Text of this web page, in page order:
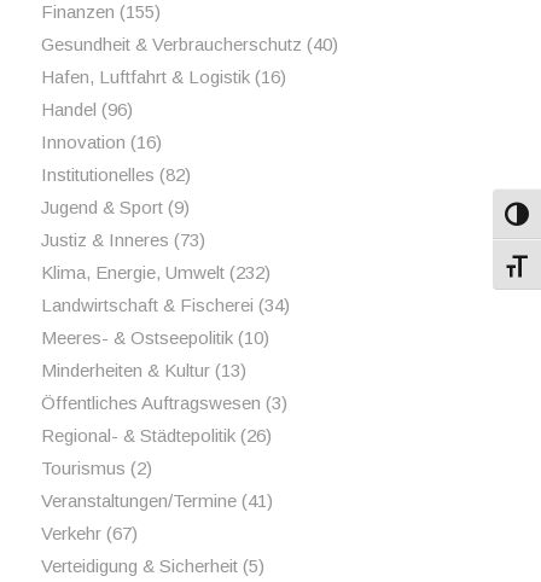
Finanzen (155)
Gesundheit & Verbraucherschutz (40)
Hafen, Luftfahrt & Logistik(16)
Handel (96)
Innovation (16)
Institutionelles (82)
Jugend & Sport(9)
Justiz & Inneres (73)
Klima, Energie, Umwelt(232)
Landwirtschaft & Fischerei (34)
Meeres- & Ostseepolitik(10)
Minderheiten & Kultur(13)
Öffentliches Auftragswesen (3)
Regional- & Städtepolitik(26)
Tourismus (2)
Veranstaltungen/Termine(41)
Verkehr(67)
Verteidigung & Sicherheit(5)